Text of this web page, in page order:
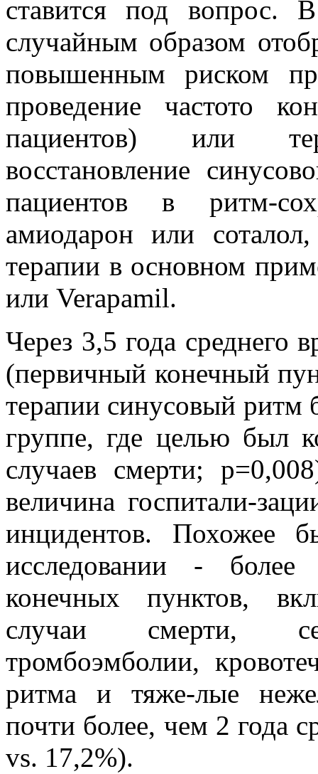
ставится под вопрос.
случайным образом
повышенным риском
проведение частото
пациентов) или
восстановление
пациентов в ритм-
амиодарон или
терапии в основном
или Verapamil.
Через 3,5 года среднего
(первичный конечный
терапии синусовый ритм
группе, где целью был
случаев смерти;
величина госпитали-
инцидентов. Похожее
исследовании - более
конечных пунктов,
случаи смерти,
тромбоэмболии,
ритма и тяже-лые
почти более, чем 2 года
vs. 17,2%).